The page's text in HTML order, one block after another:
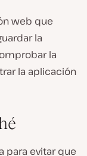
web que
la
la
la aplicación
para evitar que